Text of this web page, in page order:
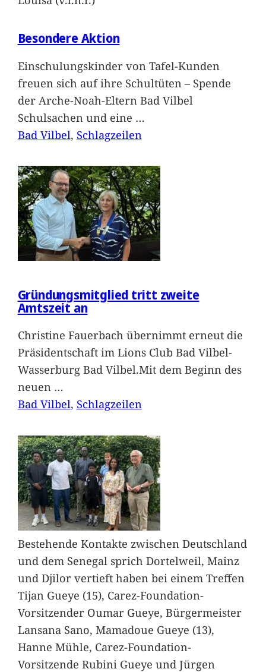
Besondere Aktion
Einschulungskinder von Tafel-Kunden
freuen sich auf ihre Schultüten – Spende
der Arche-Noah-Eltern Bad Vilbel
Schulsachen und eine …
Bad Vilbel, Schlagzeilen
Gründungsmitglied tritt zweite
Amtszeit an
Christine Fauerbach übernimmt erneut die
Präsidentschaft im Lions Club Bad Vilbel-
Wasserburg Bad Vilbel.Mit dem Beginn des
neuen …
Bad Vilbel, Schlagzeilen
Bestehende Kontakte zwischen Deutschland
und dem Senegal sprich Dortelweil, Mainz
und Djilor vertieft haben bei einem Treffen
Tijan Gueye (15), Carez-Foundation-
Vorsitzender Oumar Gueye, Bürgermeister
Lansana Sano, Mamadoue Gueye (13),
Hanne Mühle, Carez-Foundation-
Vorsitzende Rubini Gueye und Jürgen